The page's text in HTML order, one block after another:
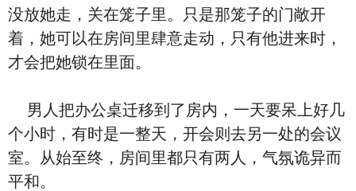
没放她走，关在笼子里。只是那笼子的门敞开
着，她可以在房间里肆意走动，只有他进来时，
才会把她锁在里面。
男人把办公桌迁移到了房内，一天要呆上好几
个小时，有时是一整天，开会则去另一处的会议
室。从始至终，房间里都只有两人，气氛诡异而
平和。